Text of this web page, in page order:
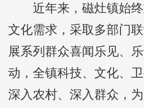
近年来，磁灶镇始终
文化需求，采取多部门
展系列群众喜闻乐见、
动，全镇科技、文化、
深入农村、深入群众，